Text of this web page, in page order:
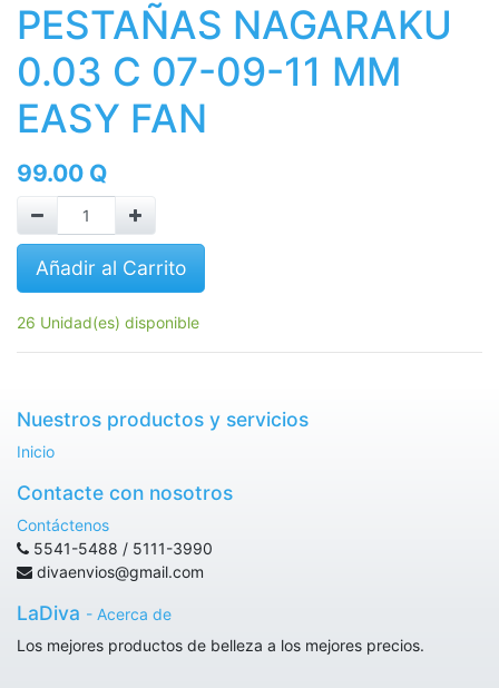
PESTAÑAS NAGARAKU
0.03 C 07-09-11 MM
EASY FAN
99.00 Q
Añadir al Carrito
26 Unidad(es) disponible
Nuestros productos y servicios
Inicio
Contacte con nosotros
Contáctenos
5541-5488 / 5111-3990
divaenvios@gmail.com
LaDiva - Acerca de
Los mejores productos de belleza a los mejores precios.